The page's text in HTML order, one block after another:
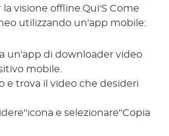
visione offline.Qui'S Come
utilizzando un'app mobile:
un'app di downloader video
mobile.
e trova il video che desideri
e selezionare"Copia